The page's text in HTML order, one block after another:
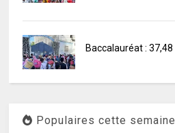
Baccalauréat :
Populaires cette semaine